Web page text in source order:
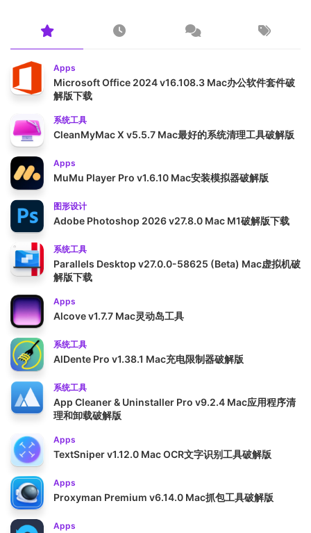
Apps
Microsoft Office 2024 v16.108.3 Mac办公软件套件破
解版下载
系统工具
CleanMyMac X v5.5.7 Mac最好的系统清理工具破解版
Apps
MuMu Player Pro v1.6.10 Mac安装模拟器破解版
图形设计
Adobe Photoshop 2026 v27.8.0 Mac M1破解版下载
系统工具
Parallels Desktop v27.0.0-58625 (Beta) Mac虚拟机破
解版下载
Apps
Alcove v1.7.7 Mac灵动岛工具
系统工具
AlDente Pro v1.38.1 Mac充电限制器破解版
系统工具
App Cleaner & Uninstaller Pro v9.2.4 Mac应用程序清
理和卸载破解版
Apps
TextSniper v1.12.0 Mac OCR文字识别工具破解版
Apps
Proxyman Premium v6.14.0 Mac抓包工具破解版
Apps